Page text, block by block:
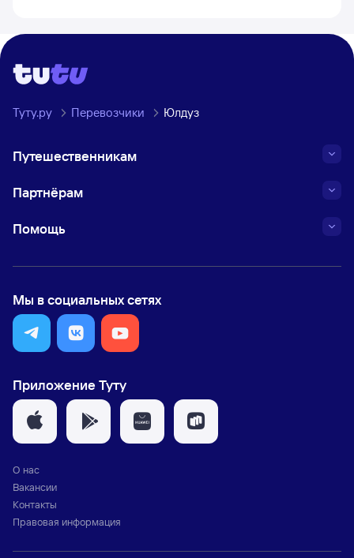
Туту.ру Перевозчики Юлдуз
Путешественникам
Партнёрам
Помощь
Мы в социальных сетях
Приложение Туту
О нас
Вакансии
Контакты
Правовая информация